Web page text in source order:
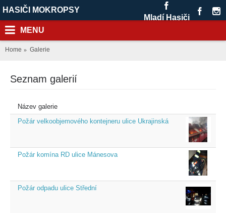
HASIČI MOKROPSY
Mladí Hasiči
MENU
Home Galerie
Seznam galerií
Název galerie
Požár velkoobjemového kontejneru ulice Ukrajinská
Požár komína RD ulice Mánesova
Požár odpadu ulice Střední